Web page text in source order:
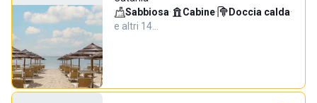
Sabbiosa· Cabine· Doccia calda·
e altri 14…